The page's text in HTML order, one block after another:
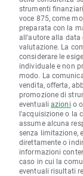
strumenti
voce 875, come
preparata con la
all'autore alla data
valutazione. La
considerare le
individuale e non
modo. La
vendita, offerta,
promozione di
eventuali azioni o
l'acquisizione o la
assume alcuna
senza limitazione,
direttamente o
informazioni
caso in cui la
eventuali risultati